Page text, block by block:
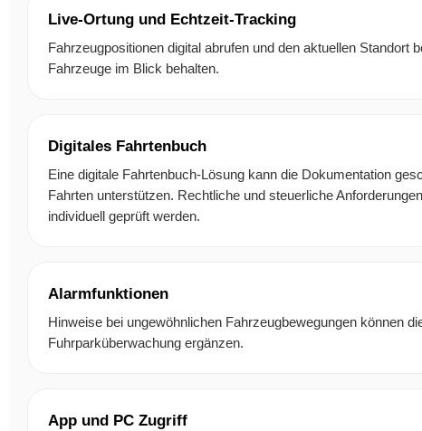
Live-Ortung und Echtzeit-Tracking
Fahrzeugpositionen digital abrufen und den aktuellen Standort
Fahrzeuge im Blick behalten.
Digitales Fahrtenbuch
Eine digitale Fahrtenbuch-Lösung kann die Dokumentation
Fahrten unterstützen. Rechtliche und steuerliche
individuell geprüft werden.
Alarmfunktionen
Hinweise bei ungewöhnlichen Fahrzeugbewegungen können
Fuhrparküberwachung ergänzen.
App und PC Zugriff